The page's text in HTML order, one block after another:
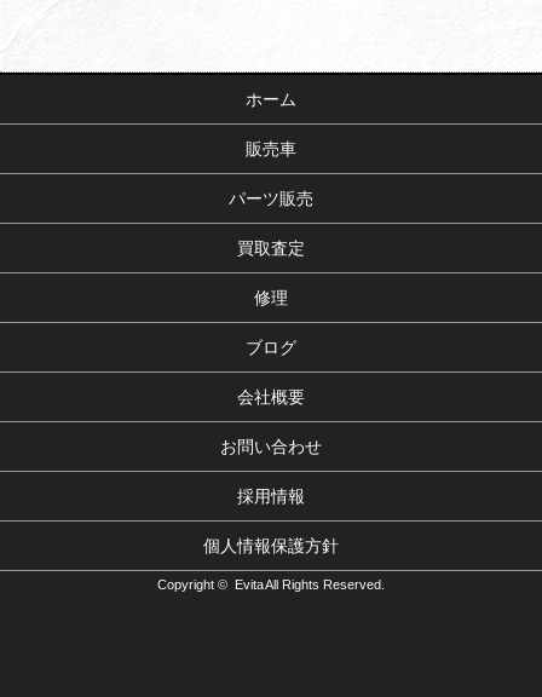
ホーム
販売車
パーツ販売
買取査定
修理
ブログ
会社概要
お問い合わせ
採用情報
個人情報保護方針
Copyright © Evita All Rights Reserved.